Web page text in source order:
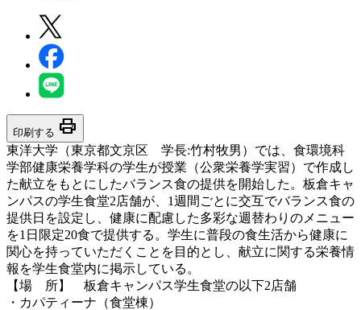
印刷する print
東洋大学（東京都文京区 学長:竹村牧男）では、食環境科
学部健康栄養学科の学生が授業（公衆栄養学実習）で作成し
た献立をもとにしたバランス食の提供を開始した。板倉キャ
ンパスの学生食堂2店舗が、1週間ごとに交互でバランス食の
提供日を設定し、健康に配慮した多彩な週替わりのメニュー
を1日限定20食で提供する。学生に普段の食生活から健康に
関心を持っていただくことを目的とし、献立に関する栄養情
報を学生食堂内に掲示している。
【場 所】 板倉キャンパス学生食堂の以下2店舗
・カパティーナ（食堂棟）